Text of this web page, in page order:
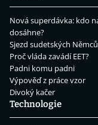
Nová superdávka: kdo
dosáhne?
Sjezd sudetských Němců
Proč vláda zavádí EET?
Padni komu padni
Výpověď z práce vzor
Divoký kačer
Technologie